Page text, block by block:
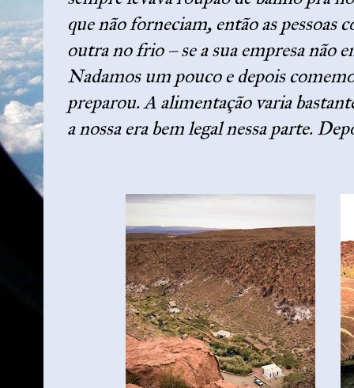
que não forneciam, então as pessoas
outra no frio – se a sua empresa não
Nadamos um pouco e depois
preparou. A alimentação varia
a nossa era bem legal nessa parte.